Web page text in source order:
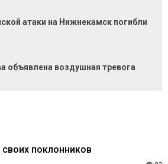
атаки на Нижнекамск погибли
объявлена воздушная тревога
поклонников